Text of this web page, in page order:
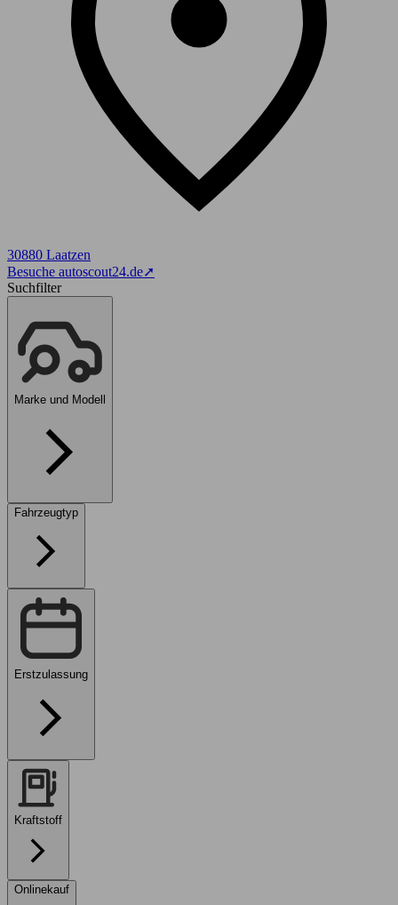
30880 Laatzen
Besuche autoscout24.de➚
Suchfilter
Marke und Modell
Fahrzeugtyp
Erstzulassung
Kraftstoff
Onlinekauf